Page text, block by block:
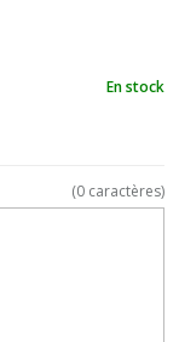
En stock
(0 caractères)